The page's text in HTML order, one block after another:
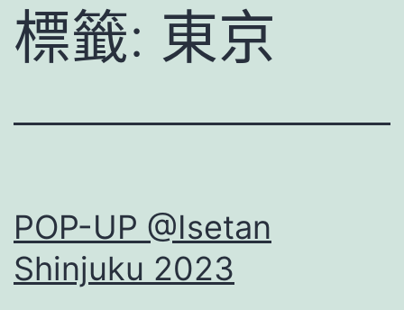
容標籤: 東京
POP-UP @Isetan
Shinjuku 2023